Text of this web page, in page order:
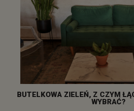
BUTELKOWA ZIELEŃ, Z CZYM
WYBRAĆ?